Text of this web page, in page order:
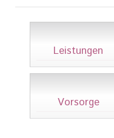
Leistungen
Vorsorge